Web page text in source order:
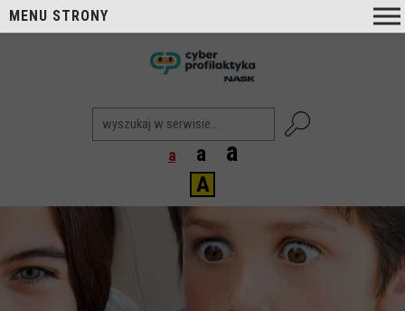
a a a
A
MENU STRONY
Cyberprofilaktyka NASK
Nasi Eksperci
Aktualności
Projekty
Aktualne
Zrealizowane